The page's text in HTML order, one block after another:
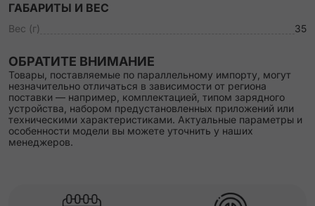
ГАБАРИТЫ И ВЕС
Вес (г) 35
ОБРАТИТЕ ВНИМАНИЕ
Товары, поставляемые по параллельному импорту, могут
незначительно отличаться в зависимости от региона
поставки — например, комплектацией, типом зарядного
устройства, набором предустановленных приложений или
техническими характеристиками. Актуальные параметры и
особенности модели вы можете уточнить у наших
менеджеров.